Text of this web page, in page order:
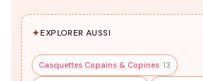
✦EXPLORER AUSSI
Casquettes Copains & Copines· 13